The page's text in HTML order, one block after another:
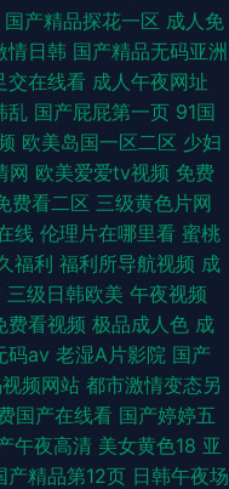
国产精品探花一区 成人免
情日韩 国产精品无码亚洲
交在线看 成人午夜网址
乱 国产屁屁第一页 91国
欧美岛国一区二区 少妇
网 欧美爱爱tv视频 免费
费看二区 三级黄色片网
线 伦理片在哪里看 蜜桃
福利 福利所导航视频 成
三级日韩欧美 午夜视频
费看视频 极品成人色 成
码av 老湿A片影院 国产
频网站 都市激情变态另
国产在线看 国产婷婷五
午夜高清 美女黄色18 亚
产精品第12页 日韩午夜场